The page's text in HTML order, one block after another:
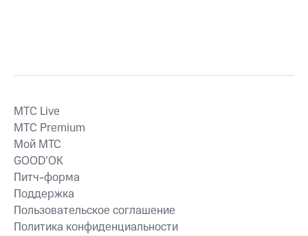
MTС Live
MTС Premium
Мой МТС
GOOD’OK
Питч-форма
Поддержка
Пользовательское соглашение
Политика конфиденциальности